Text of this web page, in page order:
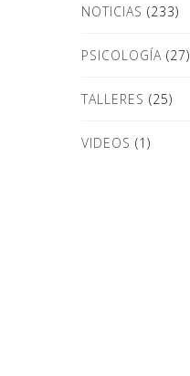
NOTICIAS (233)
PSICOLOGÍA (27)
TALLERES (25)
VIDEOS (1)